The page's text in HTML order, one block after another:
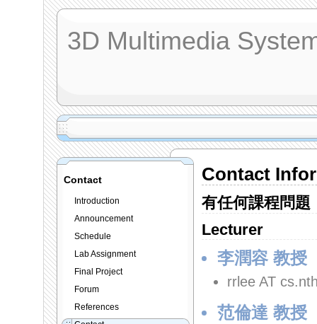
3D Multimedia
Contact
有任何課程問題
Lecturer
李潤容 教授
rrlee AT
范倫達 教授
Contact
Introduction
Announcement
Schedule
Lab Assignment
Final Project
Forum
References